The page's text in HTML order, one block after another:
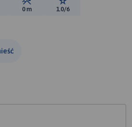
przewyższeń:Suma spadków:
0 m Ocena trasy:
1.0/6